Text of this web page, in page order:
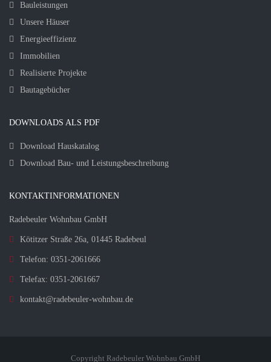
Bauleistungen
Unsere Häuser
Energieeffizienz
Immobilien
Realisierte Projekte
Bautagebücher
DOWNLOADS ALS PDF
Download Hauskatalog
Download Bau- und Leistungsbeschreibung
KONTAKTINFORMATIONEN
Radebeuler Wohnbau GmbH
Kötitzer Straße 26a, 01445 Radebeul
Telefon: 0351-2061666
Telefax: 0351-2061667
kontakt@radebeuler-wohnbau.de
Copyright Radebeuler Wohnbau GmbH